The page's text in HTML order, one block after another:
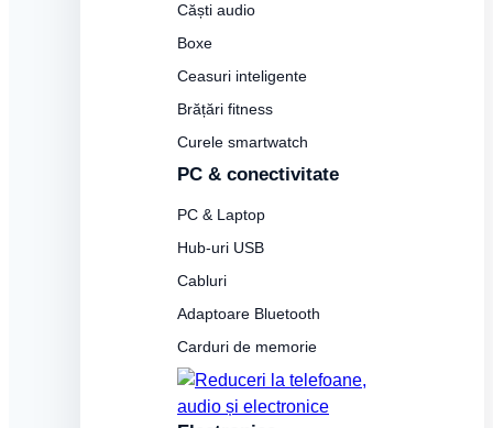
Căști audio
Boxe
Ceasuri inteligente
Brățări fitness
Curele smartwatch
PC & conectivitate
PC & Laptop
Hub-uri USB
Cabluri
Adaptoare Bluetooth
Carduri de memorie